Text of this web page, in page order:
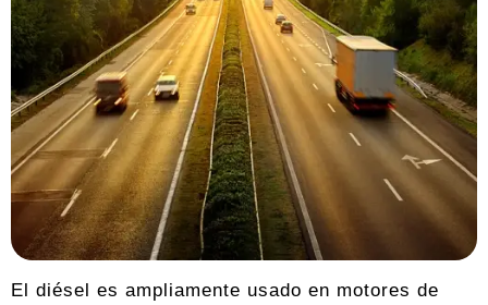
El diésel es ampliamente usado en motores de